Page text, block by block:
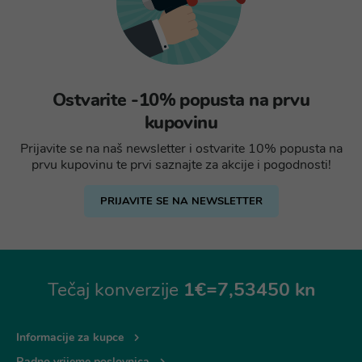
Ostvarite -10% popusta na prvu
kupovinu
Prijavite se na naš newsletter i ostvarite 10% popusta na
prvu kupovinu te prvi saznajte za akcije i pogodnosti!
PRIJAVITE SE NA NEWSLETTER
Tečaj konverzije 1€=7,53450 kn
Informacije za kupce